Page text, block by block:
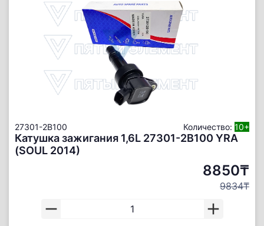
27301-2B100 Количество: 10+
Катушка зажигания 1,6L 27301-2B100 YRA
(SOUL 2014)
8850₸
9834₸